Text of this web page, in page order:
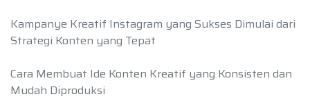
Kampanye Kreatif Instagram yang Sukses Dimulai dari
Strategi Konten yang Tepat
Cara Membuat Ide Konten Kreatif yang Konsisten dan
Mudah Diproduksi